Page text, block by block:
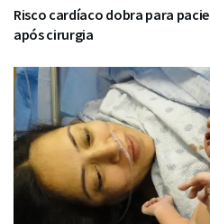
Risco cardíaco dobra para
após cirurgia